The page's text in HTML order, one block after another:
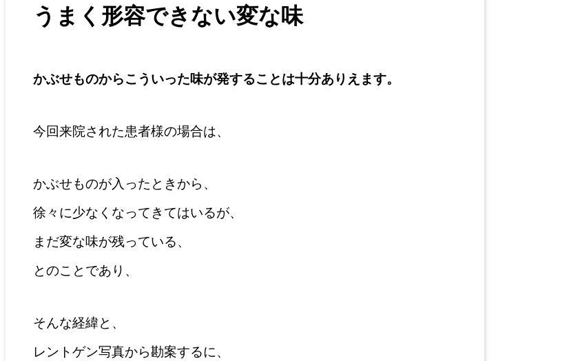
うまく形容できない変な味
かぶせものからこういった味が発することは十分ありえます。
今回来院された患者様の場合は、
かぶせものが入ったときから、
徐々に少なくなってきてはいるが、
まだ変な味が残っている、
とのことであり、
そんな経緯と、
レントゲン写真から勘案するに、